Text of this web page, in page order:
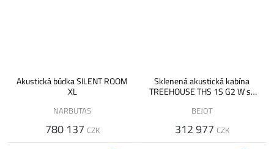
Akustická búdka SILENT ROOM
XL
NARBUTAS
780 137 CZK
Sklenená akustická kabína
TREEHOUSE THS 1S G2 W so
BEJOT
312 977 CZK